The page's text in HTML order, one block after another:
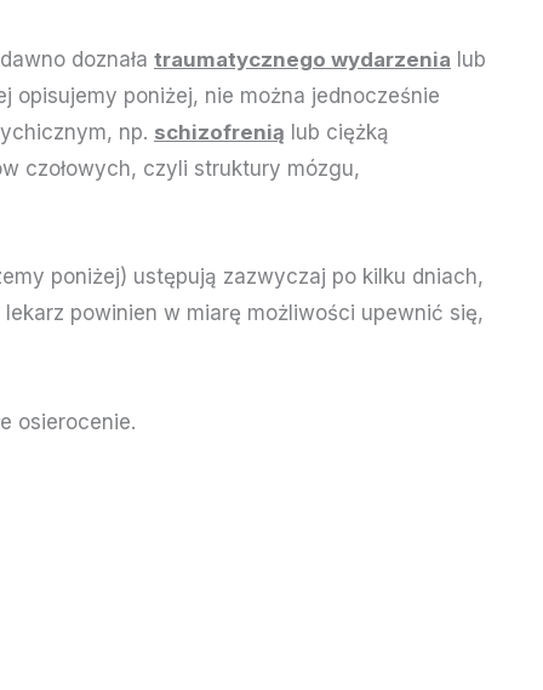
doznała traumatycznego wydarzenia lub
opisujemy poniżej, nie można jednocześnie
np. schizofrenią lub ciężką
czołowych, czyli struktury mózgu,
poniżej) ustępują zazwyczaj po kilku dniach,
powinien w miarę możliwości upewnić się,
osierocenie.